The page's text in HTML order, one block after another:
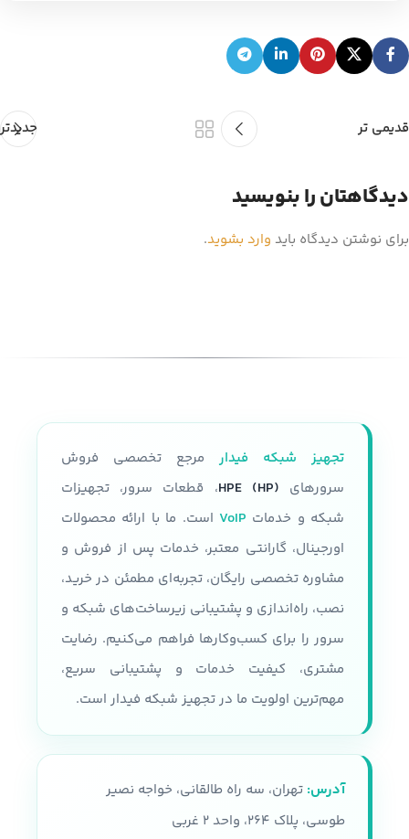
جدیدتر قدیمی تر
دیدگاهتان را بنویسید
برای نوشتن دیدگاه باید وارد بشوید.
تجهیز شبکه فیدار مرجع تخصصی فروش
سرورهای HPE (HP)، قطعات سرور، تجهیزات
شبکه و خدمات VoIP است. ما با ارائه محصولات
اورجینال، گارانتی معتبر، خدمات پس از فروش و
مشاوره تخصصی رایگان، تجربه‌ای مطمئن در خرید،
نصب، راه‌اندازی و پشتیبانی زیرساخت‌های شبکه و
سرور را برای کسب‌وکارها فراهم می‌کنیم. رضایت
مشتری، کیفیت خدمات و پشتیبانی سریع،
مهم‌ترین اولویت ما در تجهیز شبکه فیدار است.
آدرس: تهران، سه راه طالقانی، خواجه نصیر
طوسی، پلاک ۲۶۴، واحد ۲ غربی